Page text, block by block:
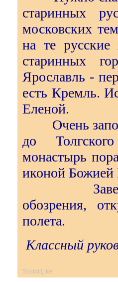
старинных
московских
на те
старинных
Ярославль -
есть Кремль.
Еленой.
Очень
до
монастырь
иконой Божией
обозрения,
полета.
Классный
Social Like